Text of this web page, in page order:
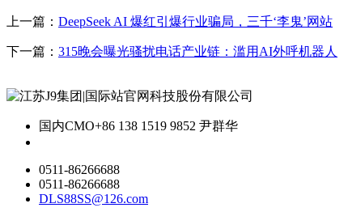
上一篇： DeepSeek AI 爆红引爆行业骗局，三千‘李鬼’网站
下一篇： 315晚会曝光骚扰电话产业链：滥用AI外呼机器人
国内CMO+86 138 1519 9852 尹群华
0511-86266688
0511-86266688
DLS88SS@126.com